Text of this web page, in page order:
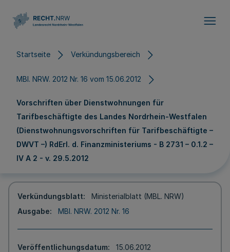
Startseite Verkündungsbereich
MBl. NRW. 2012 Nr. 16 vom 15.06.2012
Vorschriften über Dienstwohnungen für
Tarifbeschäftigte des Landes Nordrhein-Westfalen
(Dienstwohnungsvorschriften für Tarifbeschäftigte –
DWVT –) RdErl. d. Finanzministeriums - B 2731 – 0.1.2 –
IV A 2 - v. 29.5.2012
Verkündungsblatt
Ministerialblatt (MBL. NRW)
Ausgabe
MBl. NRW. 2012 Nr. 16
Veröffentlichungsdatum
15.06.2012